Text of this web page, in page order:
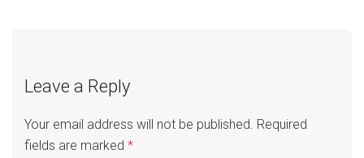
Leave a Reply
Your email address will not be published. Required
fields are marked *